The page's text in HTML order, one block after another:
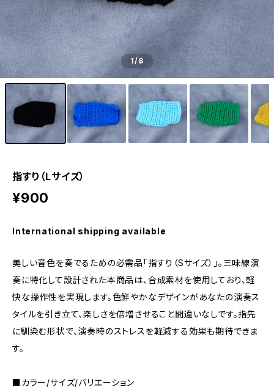
1/8
指すり（Lサイズ）
¥900
International shipping available
美しい音色を奏でるための必需品「指すり（Sサイズ）」。三味線演
奏に特化して設計された本商品は、合成素材を使用しており、軽
快な操作性を実現します。色鮮やかなデザインがあなたの演奏ス
タイルを引き立て、楽しさを倍増させること間違いなしです。指先
に馴染む形状で、演奏時のストレスを軽減する効果も期待できま
す。
■カラー/サイズ/バリエーション